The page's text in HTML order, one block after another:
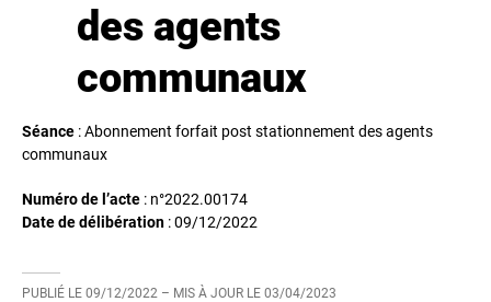
des agents
communaux
Séance : Abonnement forfait post stationnement des agents
communaux
Numéro de l’acte : n°2022.00174
Date de délibération :09/12/2022
PUBLIÉ LE 09/12/2022 – MIS À JOUR LE 03/04/2023